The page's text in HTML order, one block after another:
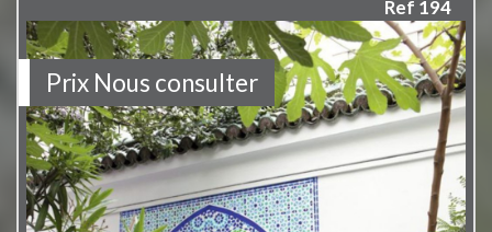
Ref 194
Prix Nous consulter